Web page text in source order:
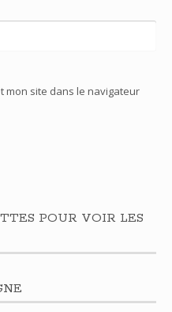
mon site dans le navigateur
POUR VOIR LES